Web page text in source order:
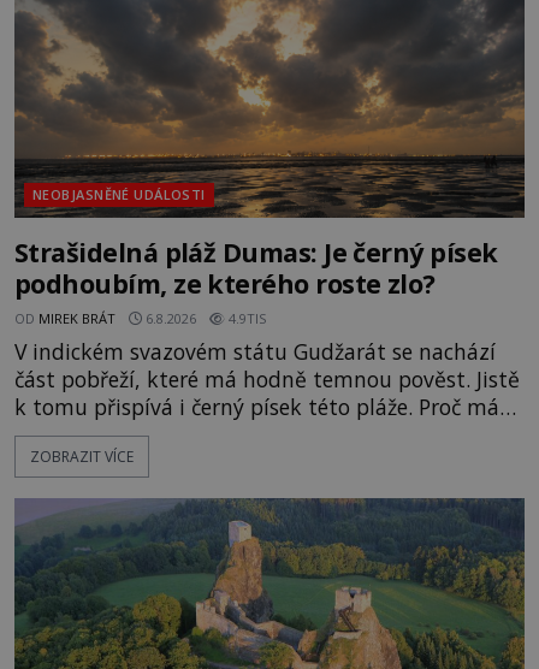
NEOBJASNĚNÉ UDÁLOSTI
Strašidelná pláž Dumas: Je černý písek
podhoubím, ze kterého roste zlo?
OD MIREK BRÁT 6.8.2026 4.9TIS
V indickém svazovém státu Gudžarát se nachází
část pobřeží, které má hodně temnou pověst. Jistě
k tomu přispívá i černý písek této pláže. Proč má
pláž takové netypické zbarvení? Nakolik jsou
pravdivé historky, že zde došlo k nevysvětlitelným
následovat. Vstupujeme na pláž Dumas ve městě
Surat. Gu
ZOBRAZIT VÍCE